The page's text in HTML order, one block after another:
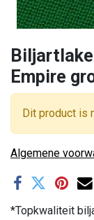
Empire
Dit product is
Algemene
*Topkwaliteit